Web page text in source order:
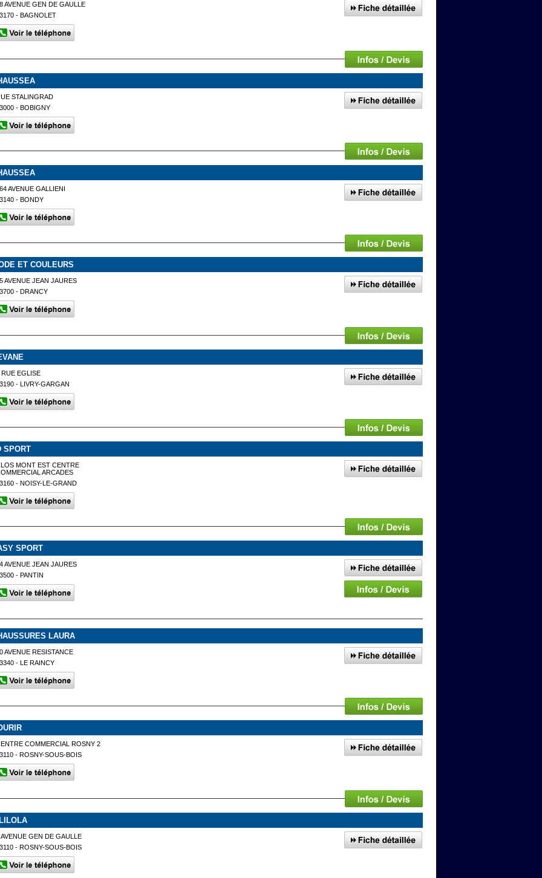
AVENUE GEN DE GAULLE
- BAGNOLET
STALINGRAD
- BOBIGNY
AVENUE GALLIENI
- BONDY
ET COULEURS
AVENUE JEAN JAURES
- DRANCY
RUE EGLISE
- LIVRY-GARGAN
SPORT
MONT EST CENTRE
ARCADES
- NOISY-LE-GRAND
SPORT
AVENUE JEAN JAURES
- PANTIN
LAURA
AVENUE RESISTANCE
- LE RAINCY
COMMERCIAL ROSNY 2
- ROSNY-SOUS-BOIS
AVENUE GEN DE GAULLE
- ROSNY-SOUS-BOIS